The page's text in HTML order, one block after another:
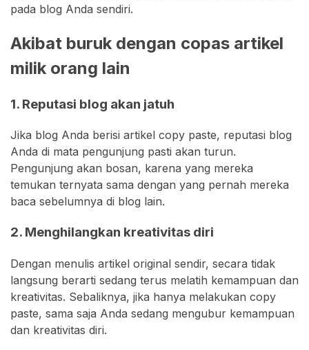
pada blog Anda sendiri.
Akibat buruk dengan copas artikel
milik orang lain
1. Reputasi blog akan jatuh
Jika blog Anda berisi artikel copy paste, reputasi blog
Anda di mata pengunjung pasti akan turun.
Pengunjung akan bosan, karena yang mereka
temukan ternyata sama dengan yang pernah mereka
baca sebelumnya di blog lain.
2. Menghilangkan kreativitas diri
Dengan menulis artikel original sendir, secara tidak
langsung berarti sedang terus melatih kemampuan dan
kreativitas. Sebaliknya, jika hanya melakukan copy
paste, sama saja Anda sedang mengubur kemampuan
dan kreativitas diri.